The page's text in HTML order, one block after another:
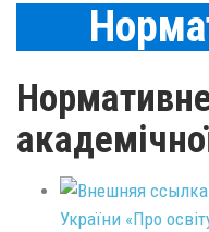
України «Про